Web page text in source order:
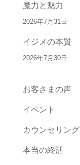
魔力と魅力
2026年7月31日
イジメの本質
2026年7月30日
お客さまの声
イベント
カウンセリング
本当の終活